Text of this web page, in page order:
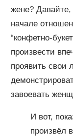
жене?
начале
“конфетно-
произвести
проявить свои
завоевать
И вот,
произвёл